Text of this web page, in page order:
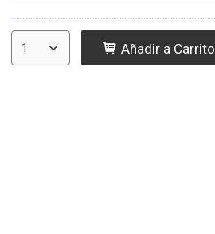
Añadir a Carrito